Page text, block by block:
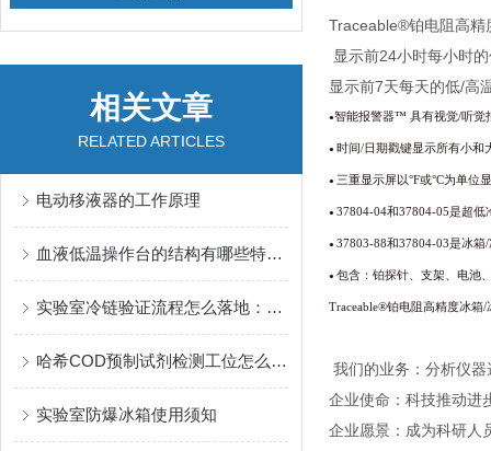
相关文章
RELATED ARTICLES
电动移液器的工作原理
血液低温操作台的结构有哪些特性？
实验室冷链验证流程怎么落地：从布点记录、温度分布到断电保温的规范动作
哈希COD预制试剂检测工位怎么搭稳：从量程选择、消解安排到读数衔接梳理实验室配置思路
实验室防爆冰箱使用须知
Traceable®铂电阻高精
显示前24小时每小时
显示前7天每天的低/高
●智能报警器™ 具有视觉/听觉
● 时间/日期戳键显示所有小和
● 三重显示屏以°F或°C为单位
● 37804-04和37804-05是超低
● 37803-88和37804-03是冰箱/
● 包含：铂探针、支架、电池
Traceable®铂电阻高精度冰箱/
我们的业务：分析仪
企业使命：科技推动进
企业愿景：成为科研人